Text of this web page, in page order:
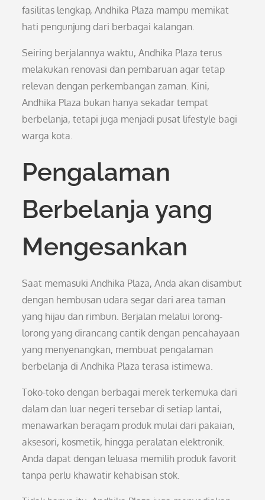
fasilitas lengkap, Andhika Plaza mampu memikat
hati pengunjung dari berbagai kalangan.
Seiring berjalannya waktu, Andhika Plaza terus
melakukan renovasi dan pembaruan agar tetap
relevan dengan perkembangan zaman. Kini,
Andhika Plaza bukan hanya sekadar tempat
berbelanja, tetapi juga menjadi pusat lifestyle bagi
warga kota.
Pengalaman
Berbelanja yang
Mengesankan
Saat memasuki Andhika Plaza, Anda akan disambut
dengan hembusan udara segar dari area taman
yang hijau dan rimbun. Berjalan melalui lorong-
lorong yang dirancang cantik dengan pencahayaan
yang menyenangkan, membuat pengalaman
berbelanja di Andhika Plaza terasa istimewa.
Toko-toko dengan berbagai merek terkemuka dari
dalam dan luar negeri tersebar di setiap lantai,
menawarkan beragam produk mulai dari pakaian,
aksesori, kosmetik, hingga peralatan elektronik.
Anda dapat dengan leluasa memilih produk favorit
tanpa perlu khawatir kehabisan stok.